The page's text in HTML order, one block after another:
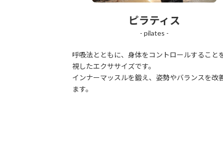
ピラティス
- pilates -
呼吸法とともに、身体をコントロールすること
視したエクササイズです。
インナーマッスルを鍛え、姿勢やバランスを改
ます。